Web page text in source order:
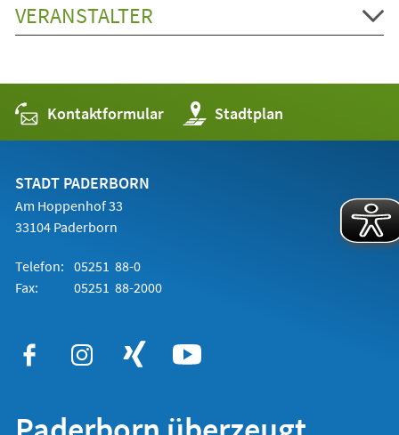
VERANSTALTER
Kontaktformular Stadtplan
(Öffnet
in
einem
STADT PADERBORN
Am Hoppenhof 33
33104 Paderborn
Telefon: 05251 88-0
Fax:
05251 88-2000